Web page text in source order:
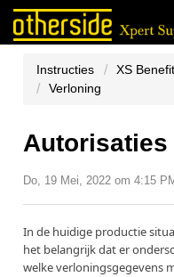
Instructies
XS
Verloning
Autorisaties
Do, 19 Mei, 2022 om 4:15
In de huidige productie
het belangrijk dat er
welke verloningsgegevens